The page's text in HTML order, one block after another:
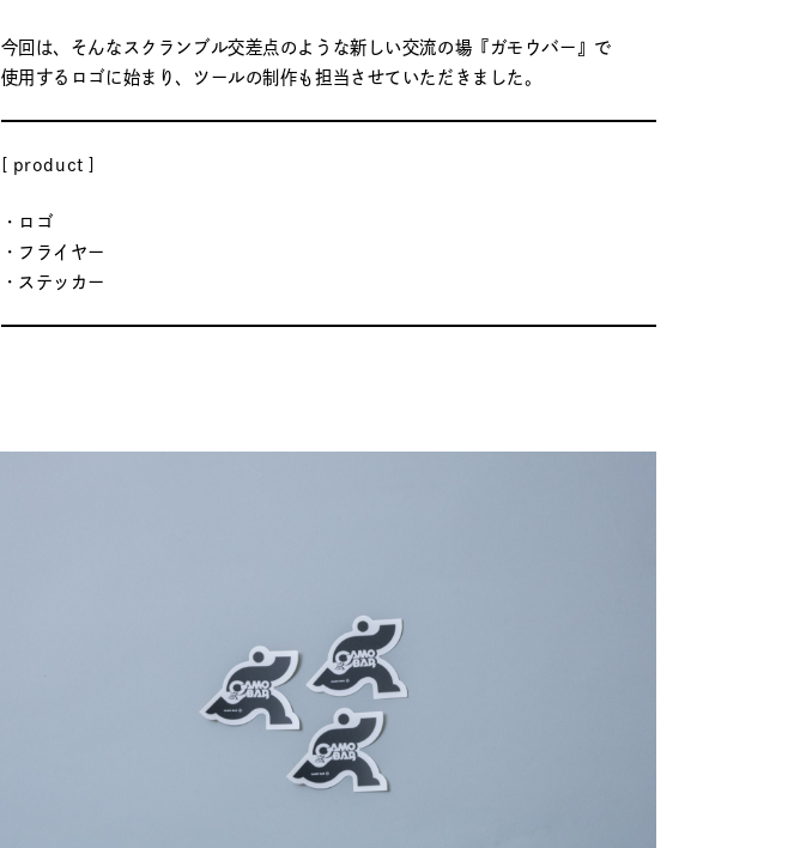
今回は、そんなスクランブル交差点のような新しい交流の場『ガモウバー』で
使用するロゴに始まり、ツールの制作も担当させていただきました。
[ product ]
・ロゴ
・フライヤー
・ステッカー